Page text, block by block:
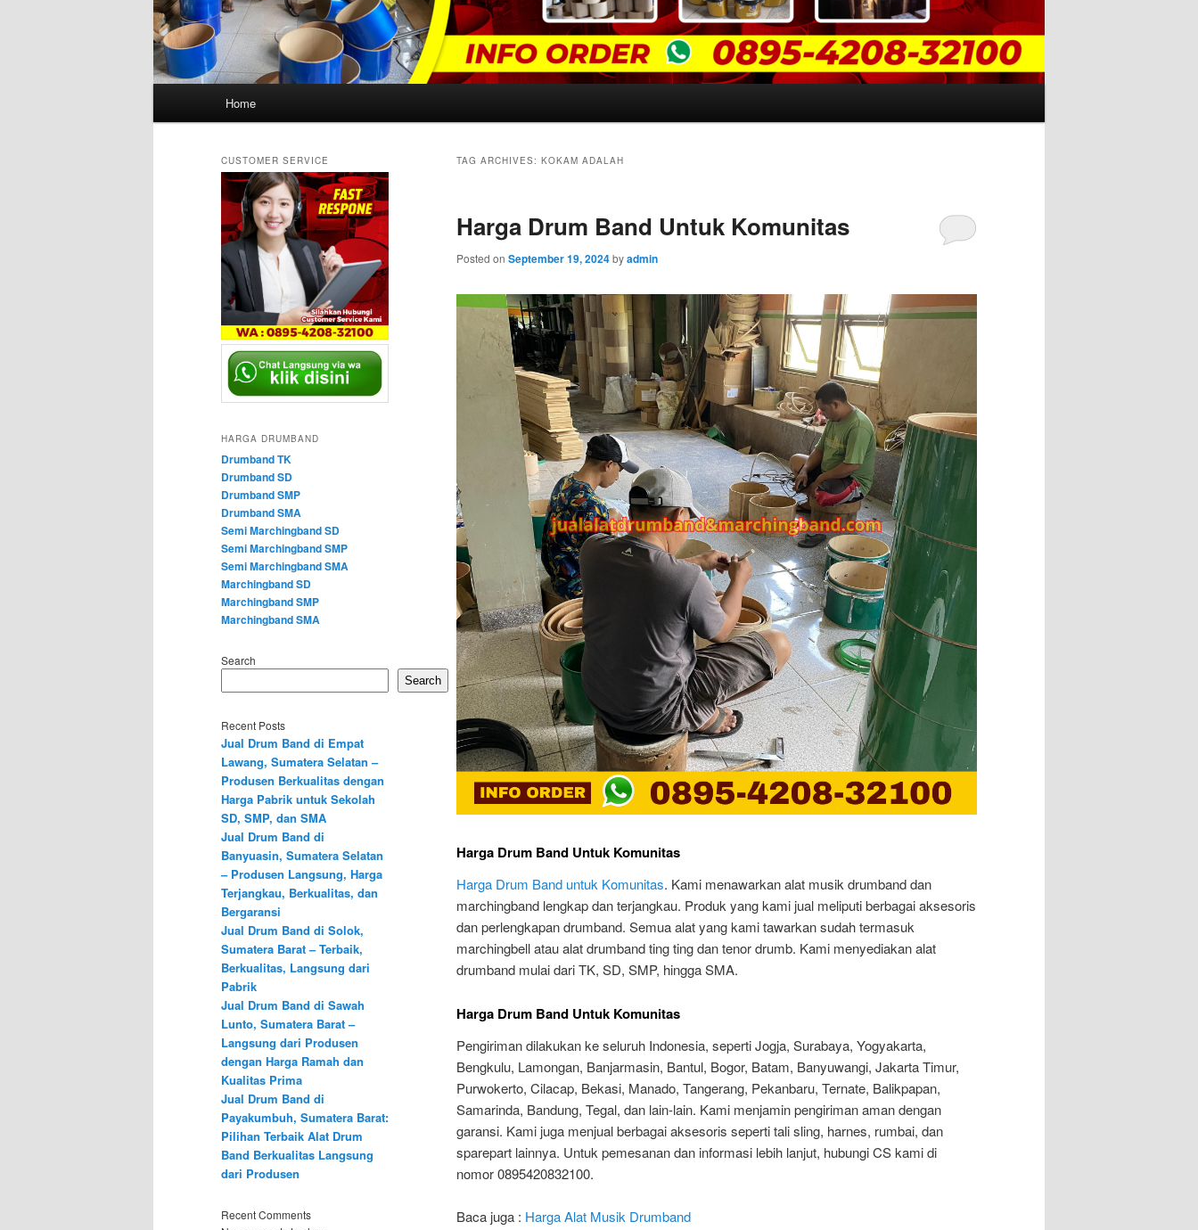
Home
TAG ARCHIVES: KOKAM ADALAH
Harga Drum Band Untuk Komunitas
Posted on September 19, 2024byadmin
Harga Drum Band Untuk Komunitas
Harga Drum Band untuk Komunitas. Kami menawarkan alat musik drumband dan
marchingband lengkap dan terjangkau. Produk yang kami jual meliputi berbagai aksesoris
dan perlengkapan drumband. Semua alat yang kami tawarkan sudah termasuk
marchingbell atau alat drumband ting ting dan tenor drumb. Kami menyediakan alat
drumband mulai dari TK, SD, SMP, hingga SMA.
Harga Drum Band Untuk Komunitas
Pengiriman dilakukan ke seluruh Indonesia, seperti Jogja, Surabaya, Yogyakarta,
Bengkulu, Lamongan, Banjarmasin, Bantul, Bogor, Batam, Banyuwangi, Jakarta Timur,
Purwokerto, Cilacap, Bekasi, Manado, Tangerang, Pekanbaru, Ternate, Balikpapan,
Samarinda, Bandung, Tegal, dan lain-lain. Kami menjamin pengiriman aman dengan
garansi. Kami juga menjual berbagai aksesoris seperti tali sling, harnes, rumbai, dan
sparepart lainnya. Untuk pemesanan dan informasi lebih lanjut, hubungi CS kami di
nomor 0895420832100.
Baca juga : Harga Alat Musik Drumband
CUSTOMER SERVICE
HARGA DRUMBAND
Drumband TK
Drumband SD
Drumband SMP
Drumband SMA
Semi Marchingband SD
Semi Marchingband SMP
Semi Marchingband SMA
Marchingband SD
Marchingband SMP
Marchingband SMA
Search
Search
Recent Posts
Jual Drum Band di Empat
Lawang, Sumatera Selatan –
Produsen Berkualitas dengan
Harga Pabrik untuk Sekolah
SD, SMP, dan SMA
Jual Drum Band di
Banyuasin, Sumatera Selatan
– Produsen Langsung, Harga
Terjangkau, Berkualitas, dan
Bergaransi
Jual Drum Band di Solok,
Sumatera Barat – Terbaik,
Berkualitas, Langsung dari
Pabrik
Jual Drum Band di Sawah
Lunto, Sumatera Barat –
Langsung dari Produsen
dengan Harga Ramah dan
Kualitas Prima
Jual Drum Band di
Payakumbuh, Sumatera Barat:
Pilihan Terbaik Alat Drum
Band Berkualitas Langsung
dari Produsen
Recent Comments